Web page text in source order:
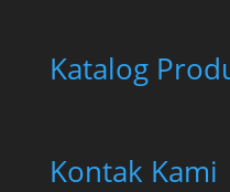
Katalog
Kontak Kami